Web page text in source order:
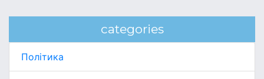
categories
Політика